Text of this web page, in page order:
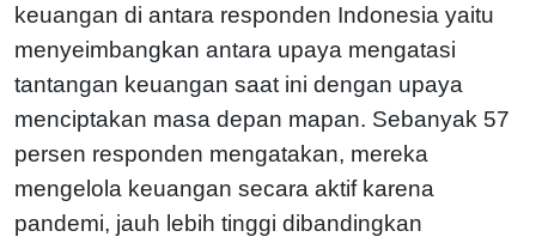
keuangan di antara responden Indonesia yaitu
menyeimbangkan antara upaya mengatasi
tantangan keuangan saat ini dengan upaya
menciptakan masa depan mapan. Sebanyak 57
persen responden mengatakan, mereka
mengelola keuangan secara aktif karena
pandemi, jauh lebih tinggi dibandingkan